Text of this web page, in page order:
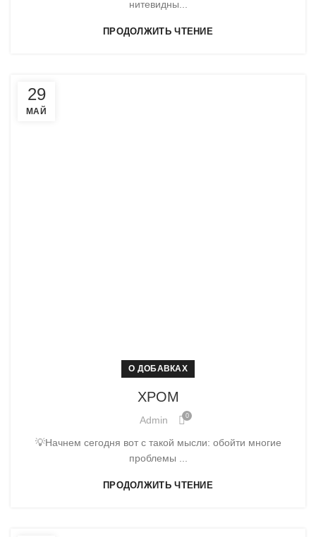
нитевидны...
ПРОДОЛЖИТЬ ЧТЕНИЕ
29
МАЙ
О ДОБАВКАХ
ХРОМ
Admin 0
💡Начнем сегодня вот с такой мысли: обойти многие
проблемы ...
ПРОДОЛЖИТЬ ЧТЕНИЕ